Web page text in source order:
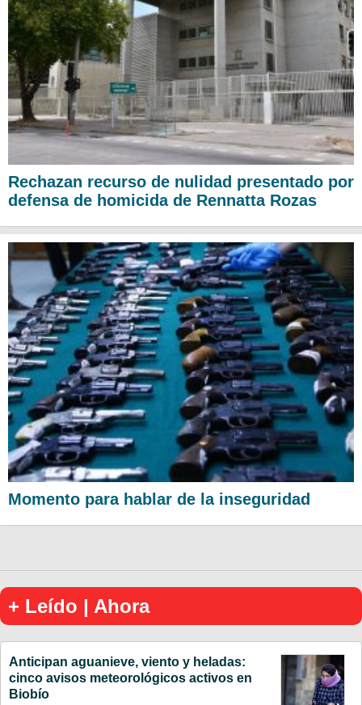
Rechazan recurso de nulidad presentado por
defensa de homicida de Rennatta Rozas
Momento para hablar de la inseguridad
+ Leído | Ahora
Anticipan aguanieve, viento y heladas:
cinco avisos meteorológicos activos en
Biobío